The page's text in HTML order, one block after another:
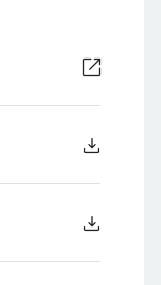
open_in_new
download
download